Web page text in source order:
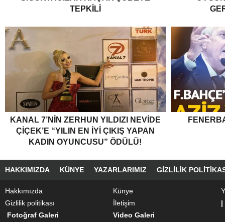
TEPKILI
KANAL 7’NİN ZERHUN YILDIZI NEVİDE
ÇİÇEK’E “YILIN EN İYİ ÇIKIŞ YAPAN
KADIN OYUNCUSU” ÖDÜLÜ!
HAKKIMIZDA KÜNYE YAZARLARIMIZ GIZLILIK
Hakkımızda Künye
Gizlilik politikası
İletişim
|
Fotoğraf Galeri
Video Galeri